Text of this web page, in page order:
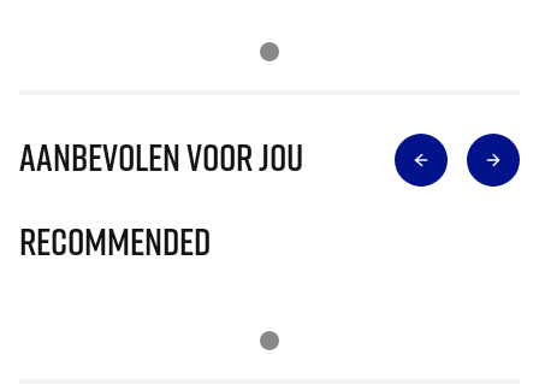
Aanbevolen voor jou
Recommended